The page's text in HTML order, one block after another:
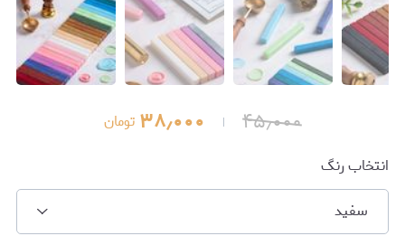
۴۵٫۰۰۰ ۳۸٫۰۰۰ تومان
انتخاب رنگ
سفید